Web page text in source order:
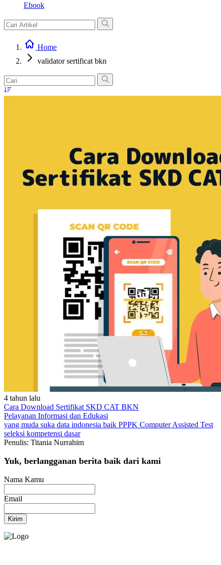
Ebook
Home
validator sertificat bkn
4 tahun lalu
Cara Download Sertifikat SKD CAT BKN
Pelayanan Informasi dan Edukasi
yang muda suka data indonesia baik PPPK Computer Assisted Test
seleksi kompetensi dasar
Penulis: Titania Nurrahim
Yuk, berlangganan berita baik dari kami
Nama Kamu
Email
Kirim